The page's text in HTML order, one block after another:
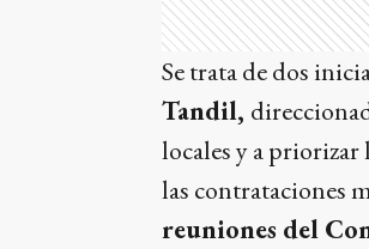
Se trata de dos
Tandil,
locales y a priorizar
las contrataciones
reuniones del